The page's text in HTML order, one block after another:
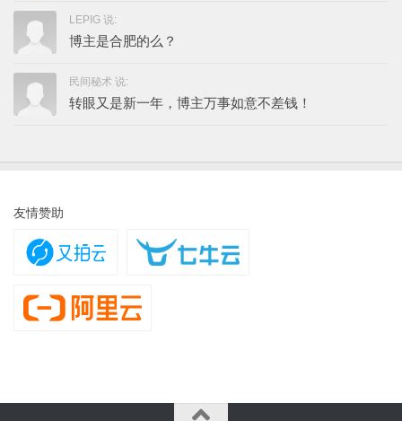
LEPIG 说:
博主是合肥的么？
民间秘术 说:
转眼又是新一年，博主万事如意不差钱！
友情赞助